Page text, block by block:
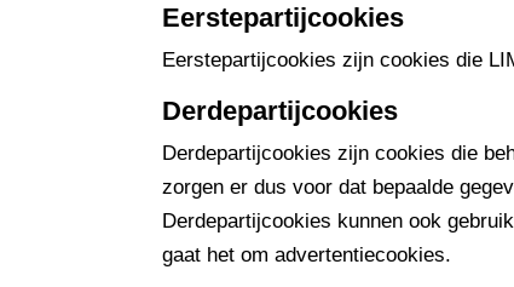
Eerstepartijcookies
Eerstepartijcookies zijn cookies die
Derdepartijcookies
Derdepartijcookies zijn cookies die
zorgen er dus voor dat bepaalde
Derdepartijcookies kunnen ook
gaat het om advertentiecookies.